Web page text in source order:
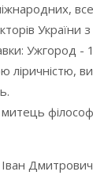
України
Ужгород -
ліричністю,